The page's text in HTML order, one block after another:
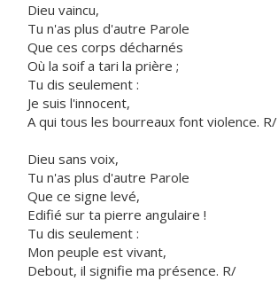
Dieu vaincu,
Tu n'as plus d'autre Parole
Que ces corps décharnés
Où la soif a tari la prière ;
Tu dis seulement :
Je suis l'innocent,
A qui tous les bourreaux font violence. R/
Dieu sans voix,
Tu n'as plus d'autre Parole
Que ce signe levé,
Edifié sur ta pierre angulaire !
Tu dis seulement :
Mon peuple est vivant,
Debout, il signifie ma présence. R/